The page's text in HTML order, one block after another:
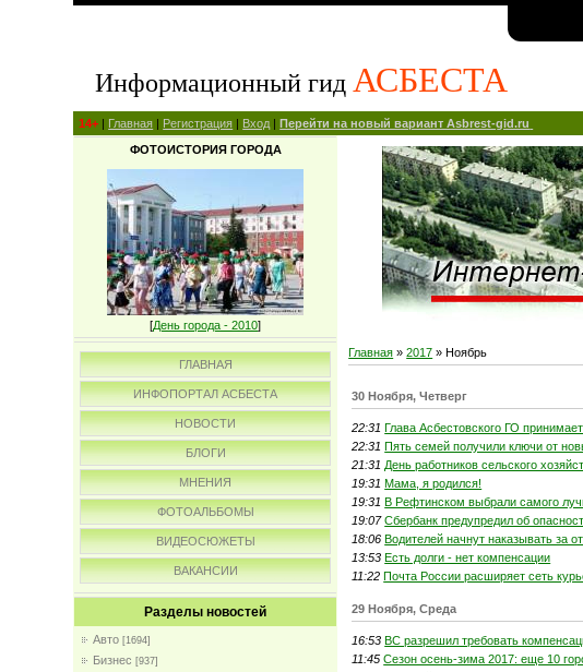
Информационный гид АСБЕСТА
14+ | Главная | Регистрация | Вход |Перейти на новый вариант Asbrest-gid.ru
ФОТОИСТОРИЯ ГОРОДА
[День города - 2010]
ГЛАВНАЯ
ИНФОПОРТАЛ АСБЕСТА
НОВОСТИ
БЛОГИ
МНЕНИЯ
ФОТОАЛЬБОМЫ
ВИДЕОСЮЖЕТЫ
ВАКАНСИИ
Разделы новостей
Авто [1694]
Бизнес [937]
Главная »2017 » Ноябрь
30 Ноября, Четверг
22:31 Глава Асбестовского ГО
22:31 Пять семей получили ключи от
21:31 День работников сельского
19:31 Мама, я родился!
19:31 В Рефтинском выбрали самого
19:07 Сбербанк предупредил об
18:06 Водителей начнут наказывать за
13:53 Есть долги - нет компенсации
11:22 Почта России расширяет сеть
29 Ноября, Среда
16:53 ВС разрешил требовать
11:45 Сезон осень-зима 2017: еще 10